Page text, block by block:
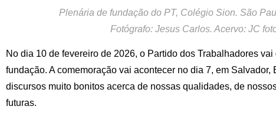
Plenária de fundação do PT, Colégio Sion. São
Fotógrafo: Jesus Carlos. Acervo: JC
No dia 10 de fevereiro de 2026, o Partido dos Trabalhadores
fundação. A comemoração vai acontecer no dia 7, em Salvador,
discursos muito bonitos acerca de nossas qualidades, de
futuras.